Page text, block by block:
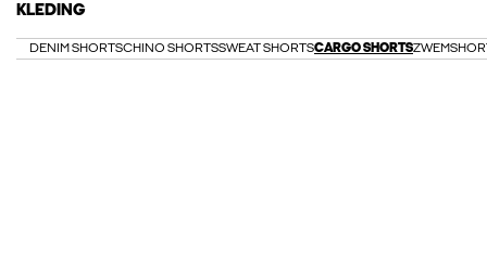
KLEDING
DENIM SHORTSCHINO SHORTSSWEAT SHORTSCARGO SHORTS